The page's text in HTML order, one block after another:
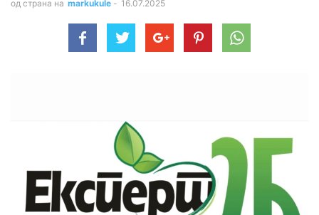
од страна на markukule - 16.07.2025